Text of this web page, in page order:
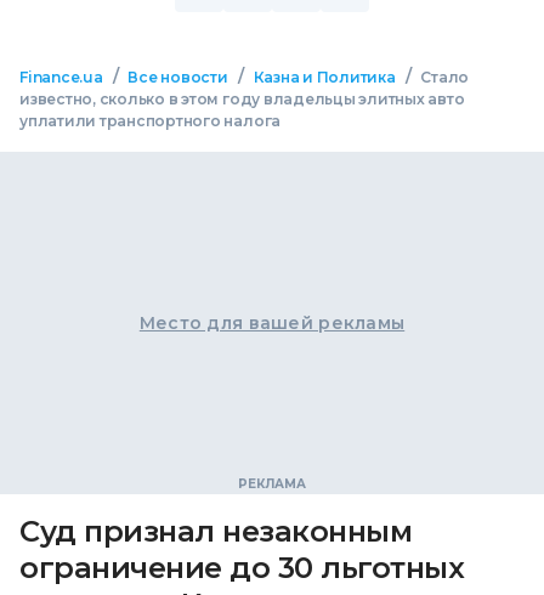
Finance.ua / Все новости / Казна и Политика / Стало
известно, сколько в этом году владельцы элитных авто
уплатили транспортного налога
Место для вашей рекламы
Суд признал незаконным
ограничение до 30 льготных